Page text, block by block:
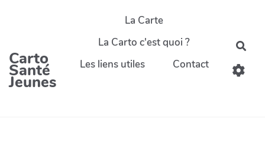
Carto
Santé
Jeunes
La Carte
La Carto c'est quoi ?
Les liens utiles
Contact